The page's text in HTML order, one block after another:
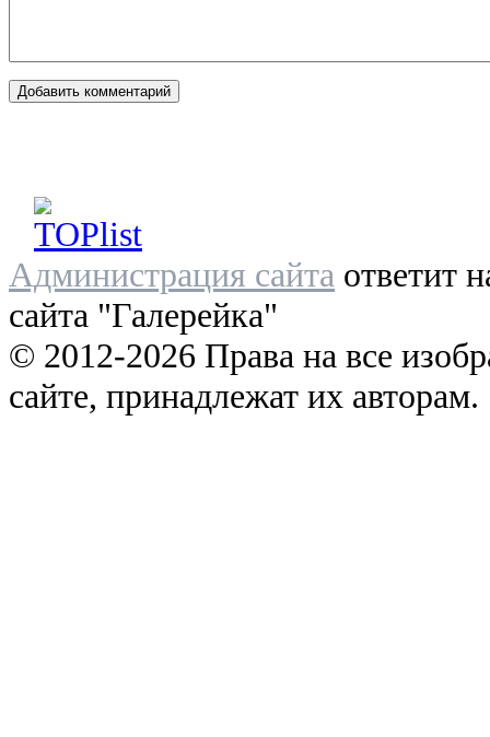
Администрация сайта ответит
сайта "Галерейка"
© 2012-2026 Права на все
сайте, принадлежат их авторам.